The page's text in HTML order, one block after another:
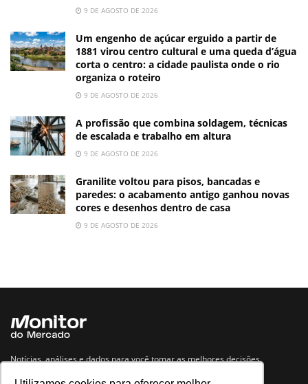
9 DE AGOSTO DE 2026
Um engenho de açúcar erguido a partir de
1881 virou centro cultural e uma queda d’água
corta o centro: a cidade paulista onde o rio
organiza o roteiro
9 DE AGOSTO DE 2026
A profissão que combina soldagem, técnicas
de escalada e trabalho em altura
9 DE AGOSTO DE 2026
Granilite voltou para pisos, bancadas e
paredes: o acabamento antigo ganhou novas
cores e desenhos dentro de casa
9 DE AGOSTO DE 2026
Notícias, análises e dados para você tomar as melhores decisões.